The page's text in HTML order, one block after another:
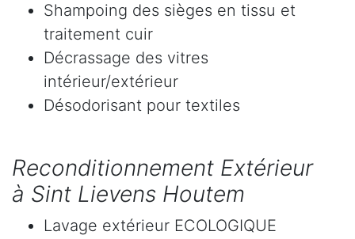
Shampoing des sièges en tissu et
traitement cuir
Décrassage des vitres
intérieur/extérieur
Désodorisant pour textiles
Reconditionnement Extérieur
à Sint Lievens Houtem
Lavage extérieur ECOLOGIQUE